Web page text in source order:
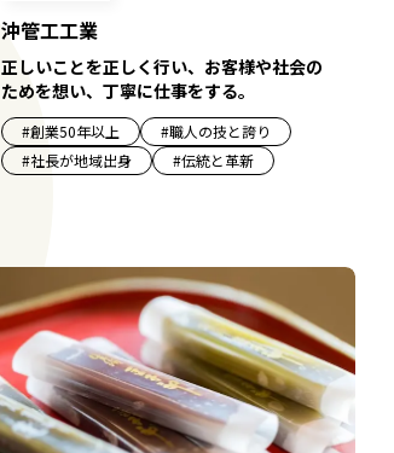
沖管工工業
正しいことを正しく行い、お客様や社会の
ためを想い、丁寧に仕事をする。
#創業50年以上 #職人の技と誇り
#社長が地域出身 #伝統と革新